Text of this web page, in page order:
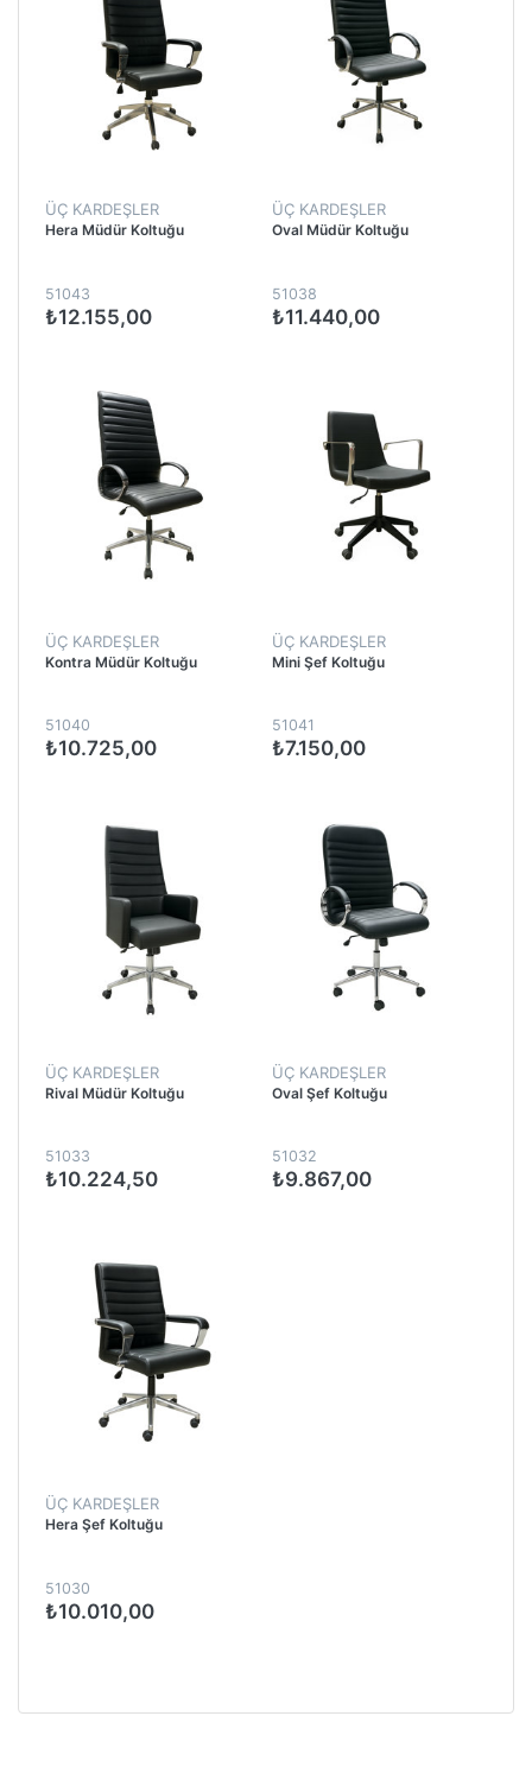
ÜÇ KARDEŞLER
Hera Müdür Koltuğu
51043
₺12.155,00
ÜÇ KARDEŞLER
Oval Müdür Koltuğu
51038
₺11.440,00
ÜÇ KARDEŞLER
Kontra Müdür Koltuğu
51040
₺10.725,00
ÜÇ KARDEŞLER
Mini Şef Koltuğu
51041
₺7.150,00
ÜÇ KARDEŞLER
Rival Müdür Koltuğu
51033
₺10.224,50
ÜÇ KARDEŞLER
Oval Şef Koltuğu
51032
₺9.867,00
ÜÇ KARDEŞLER
Hera Şef Koltuğu
51030
₺10.010,00